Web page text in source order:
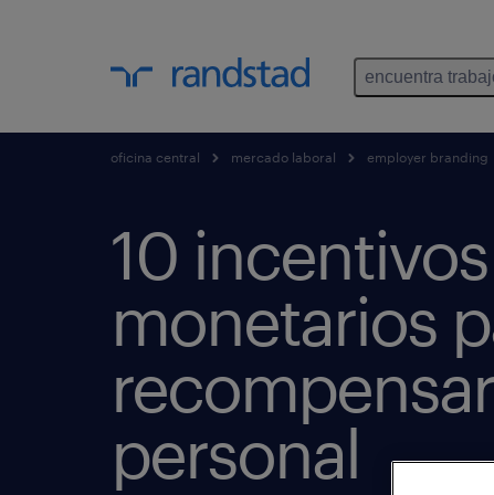
encuentra
oficina central mercado laboral employer branding
10
monetarios
personal